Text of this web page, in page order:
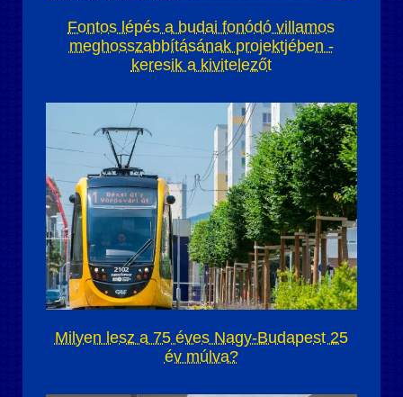
Fontos lépés a budai fonódó villamos
meghosszabbításának projektjében -
keresik a kivitelezőt
Milyen lesz a 75 éves Nagy-Budapest 25
év múlva?